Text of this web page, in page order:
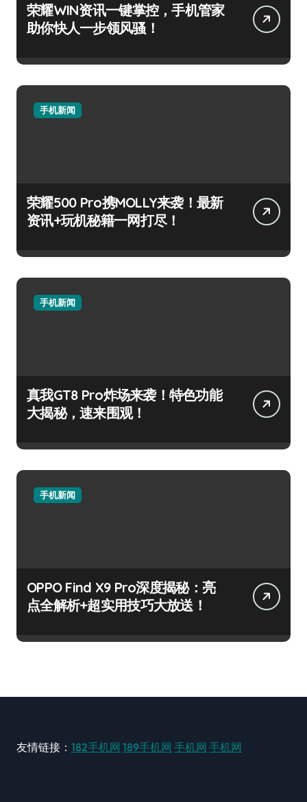
荣耀WIN资讯一键掌控，手机管家
助你快人一步领风骚！
手机新闻
荣耀500 Pro携MOLLY来袭！最新
资讯+玩机秘籍一网打尽！
手机新闻
真我GT8 Pro炸场来袭！特色功能
大揭秘，速来围观！
手机新闻
OPPO Find X9 Pro深度揭秘：亮
点全解析+超实用技巧大放送！
友情链接： 182手机网 189手机网 手机网 手机网